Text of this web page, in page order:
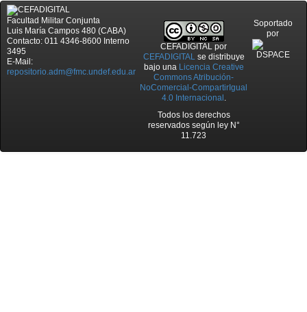
Facultad Militar Conjunta
Luis María Campos 480 (CABA)
Contacto: 011 4346-8600 Interno
3495
E-Mail:
repositorio.adm@fmc.undef.edu.ar
CEFADIGITAL por
CEFADIGITALse distribuye
bajo una Licencia Creative
Commons Atribución-
NoComercial-CompartirIgual
4.0 Internacional .
Todos los derechos
reservados según ley N°
11.723
Soportado
por